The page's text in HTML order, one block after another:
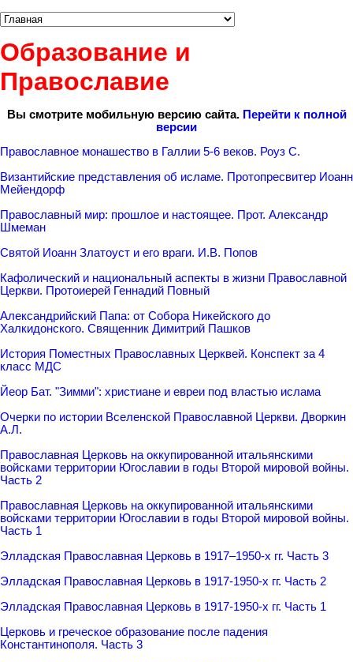
Образование и
Православие
Вы смотрите мобильную версию сайта. Перейти к полной
версии
Православное монашество в Галлии 5-6 веков. Роуз С.
Византийские представления об исламе. Протопресвитер Иоанн
Мейендорф
Православный мир: прошлое и настоящее. Прот. Александр
Шмеман
Святой Иоанн Златоуст и его враги. И.В. Попов
Кафолический и национальный аспекты в жизни Православной
Церкви. Протоиерей Геннадий Повный
Александрийский Папа: от Собора Никейского до
Халкидонского. Священник Димитрий Пашков
История Поместных Православных Церквей. Конспект за 4
класс МДС
Йеор Бат. "Зимми": христиане и евреи под властью ислама
Очерки по истории Вселенской Православной Церкви. Дворкин
А.Л.
Православная Церковь на оккупированной итальянскими
войсками территории Югославии в годы Второй мировой войны.
Часть 2
Православная Церковь на оккупированной итальянскими
войсками территории Югославии в годы Второй мировой войны.
Часть 1
Элладская Православная Церковь в 1917–1950-х гг. Часть 3
Элладская Православная Церковь в 1917-1950-х гг. Часть 2
Элладская Православная Церковь в 1917-1950-х гг. Часть 1
Церковь и греческое образование после падения
Константинополя. Часть 3